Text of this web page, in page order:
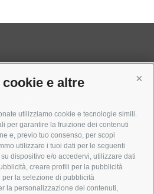
e altre
utilizziamo cookie e tecnologie simili.
per garantire la fruizione dei contenuti
e, previo tuo consenso, per scopi
utilizzare i tuoi dati per le seguenti
dispositivo e/o accedervi, utilizzare dati
creare profili per la pubblicità
la selezione di pubblicità
la personalizzazione dei contenuti,
definitiva di tipo
del 26/07/2024
Milano REA n° MI-2640770 –